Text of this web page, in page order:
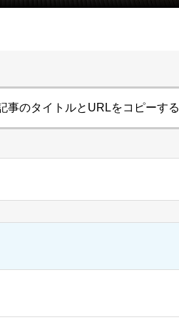
事のタイトルとURLをコピーする